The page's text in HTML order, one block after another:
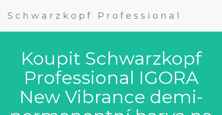
Schwarzkopf Professional
Koupit Schwarzkopf
Professional IGORA
New Vibrance demi-